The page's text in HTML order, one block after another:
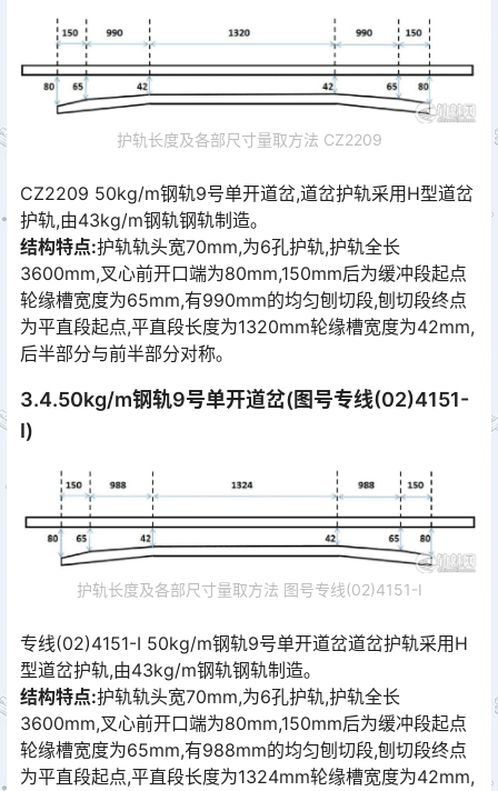
护轨长度及各部尺寸量取方法 CZ2209
CZ2209 50kg/m钢轨9号单开道岔,道岔护轨采用H型道岔
护轨,由43kg/m钢轨钢轨制造｡
结构特点:护轨轨头宽70mm,为6孔护轨,护轨全长
3600mm,叉心前开口端为80mm,150mm后为缓冲段起点
轮缘槽宽度为65mm,有990mm的均匀刨切段,刨切段终点
为平直段起点,平直段长度为1320mm轮缘槽宽度为42mm,
后半部分与前半部分对称｡󠅅󠅃󠄵󠅂󠄪󠇖󠆨󠆨󠇕󠆞󠆒󠅬󠇘󠆭󠆘󠇙󠆝󠅵󠇗󠆭󠆁󠄐󠇗󠅹󠅸󠇖󠆍󠅳󠇖󠅹󠅰󠇖󠆌󠅹
3.4.50kg/m钢轨9号单开道岔(图号专线(02)4151-
Ⅰ)
护轨长度及各部尺寸量取方法 图号专线(02)4151-Ⅰ
专线(02)4151-Ⅰ 50kg/m钢轨9号单开道岔道岔护轨采用H
型道岔护轨,由43kg/m钢轨钢轨制造｡
结构特点:护轨轨头宽70mm,为6孔护轨,护轨全长
3600mm,叉心前开口端为80mm,150mm后为缓冲段起点
轮缘槽宽度为65mm,有988mm的均匀刨切段,刨切段终点
为平直段起点,平直段长度为1324mm轮缘槽宽度为42mm,